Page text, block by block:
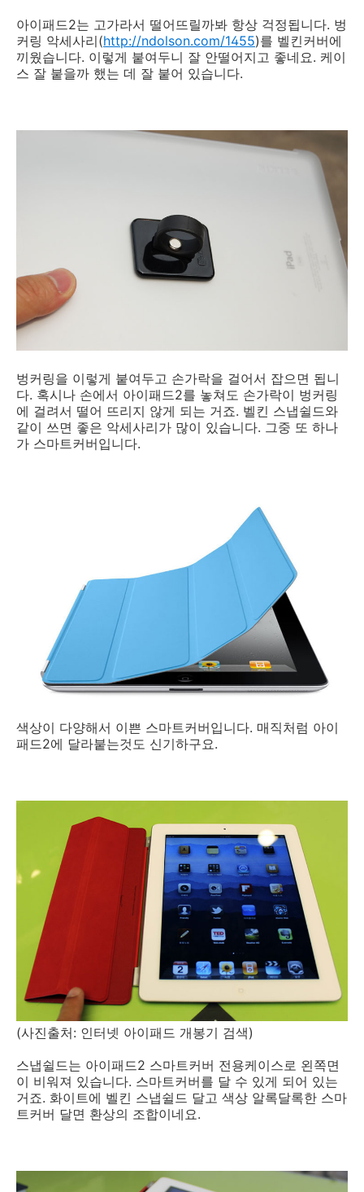
아이패드2는 고가라서 떨어뜨릴까봐 항상 걱정됩니다. 벙
커링 악세사리(http://ndolson.com/1455)를 벨킨커버에
끼웠습니다. 이렇게 붙여두니 잘 안떨어지고 좋네요. 케이
스 잘 붙을까 했는 데 잘 붙어 있습니다.
벙커링을 이렇게 붙여두고 손가락을 걸어서 잡으면 됩니
다. 혹시나 손에서 아이패드2를 놓쳐도 손가락이 벙커링
에 걸려서 떨어 뜨리지 않게 되는 거죠. 벨킨 스냅쉴드와
같이 쓰면 좋은 악세사리가 많이 있습니다. 그중 또 하나
가 스마트커버입니다.
색상이 다양해서 이쁜 스마트커버입니다. 매직처럼 아이
패드2에 달라붙는것도 신기하구요.
(사진출처: 인터넷 아이패드 개봉기 검색)
스냅쉴드는 아이패드2 스마트커버 전용케이스로 왼쪽면
이 비워져 있습니다. 스마트커버를 달 수 있게 되어 있는
거죠. 화이트에 벨킨 스냅쉴드 달고 색상 알록달록한 스마
트커버 달면 환상의 조합이네요.